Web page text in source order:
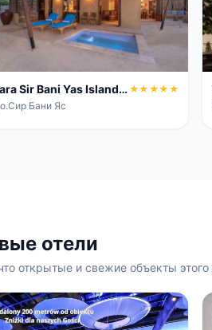
Sir Bani Yas Island
Villa Resort
★★★★★
Бани Яс
отели
открытые и свежие объекты этого